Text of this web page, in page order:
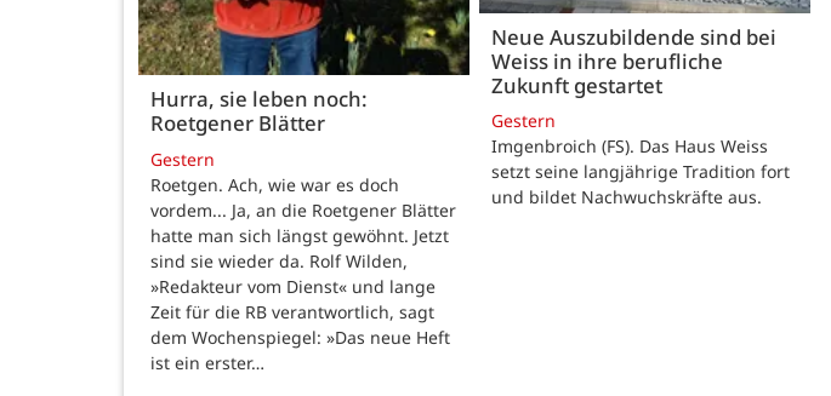
Hurra, sie leben noch:
Roetgener Blätter
Gestern
Roetgen. Ach, wie war es doch
vordem... Ja, an die Roetgener Blätter
hatte man sich längst gewöhnt. Jetzt
sind sie wieder da. Rolf Wilden,
»Redakteur vom Dienst« und lange
Zeit für die RB verantwortlich, sagt
dem Wochenspiegel: »Das neue Heft
ist ein erster…
Neue Auszubildende sind bei
Weiss in ihre berufliche
Zukunft gestartet
Gestern
Imgenbroich (FS). Das Haus Weiss
setzt seine langjährige Tradition fort
und bildet Nachwuchskräfte aus.